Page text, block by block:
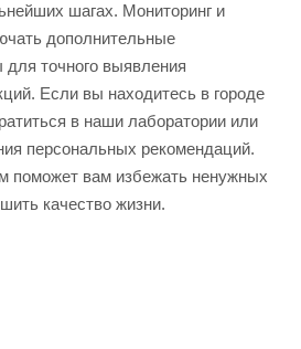
шагах. Мониторинг и
дополнительные
точного выявления
Если вы находитесь в городе
в наши лаборатории или
персональных рекомендаций.
поможет вам избежать ненужных
качество жизни.